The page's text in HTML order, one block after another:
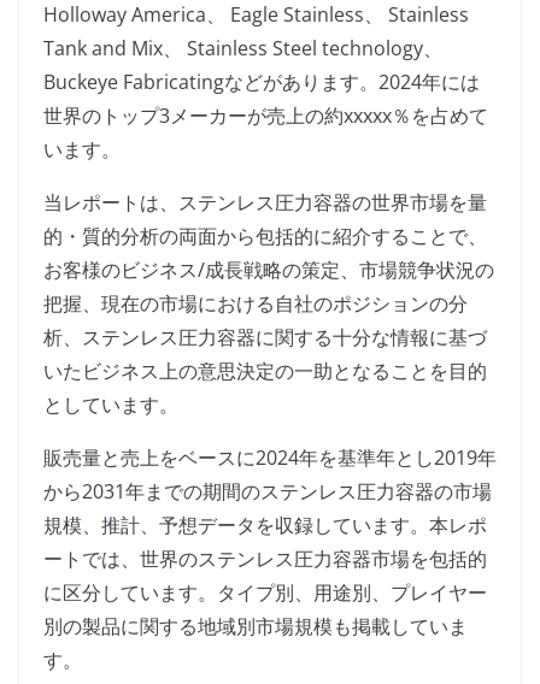
Holloway America、 Eagle Stainless、 Stainless
Tank and Mix、 Stainless Steel technology、
Buckeye Fabricatingなどがあります。2024年には
世界のトップ3メーカーが売上の約xxxxx％を占めて
います。
当レポートは、ステンレス圧力容器の世界市場を量
的・質的分析の両面から包括的に紹介することで、
お客様のビジネス/成長戦略の策定、市場競争状況の
把握、現在の市場における自社のポジションの分
析、ステンレス圧力容器に関する十分な情報に基づ
いたビジネス上の意思決定の一助となることを目的
としています。
販売量と売上をベースに2024年を基準年とし2019年
から2031年までの期間のステンレス圧力容器の市場
規模、推計、予想データを収録しています。本レポ
ートでは、世界のステンレス圧力容器市場を包括的
に区分しています。タイプ別、用途別、プレイヤー
別の製品に関する地域別市場規模も掲載していま
す。